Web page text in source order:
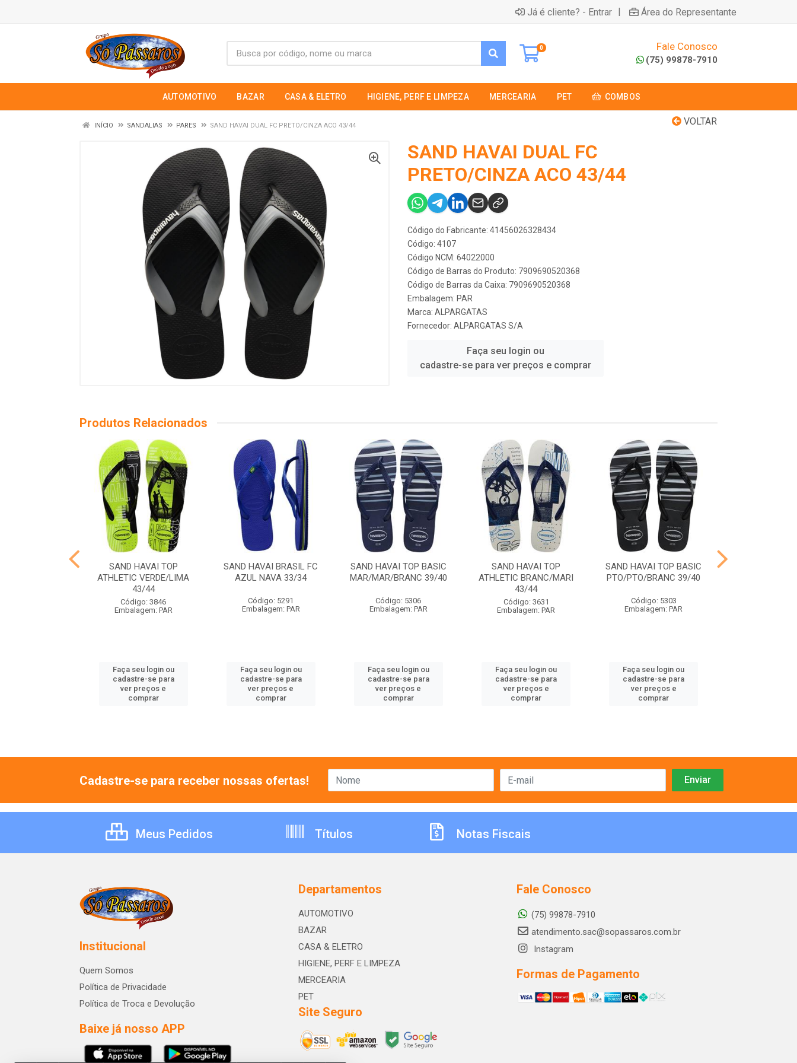
Já é cliente? - Entrar | Área do Representante
0 Fale Conosco
(75) 99878-7910
AUTOMOTIVO BAZAR CASA & ELETRO HIGIENE, PERF E LIMPEZA MERCEARIA PET COMBOS
VOLTAR
INÍCIO SANDALIAS PARES SAND HAVAI DUAL FC PRETO/CINZA ACO 43/44
SAND HAVAI DUAL FC
PRETO/CINZA ACO 43/44
Código do Fabricante: 41456026328434
Código: 4107
Código NCM: 64022000
Código de Barras do Produto: 7909690520368
Código de Barras da Caixa: 7909690520368
Embalagem: PAR
Marca: ALPARGATAS
Fornecedor: ALPARGATAS S/A
Faça seu login ou
cadastre-se para ver preços e comprar
Produtos Relacionados
SAND HAVAI TOP
ATHLETIC VERDE/LIMA
43/44
Código: 3846
Embalagem: PAR
Faça seu login ou
cadastre-se para
ver preços e
comprar
SAND HAVAI BRASIL FC
AZUL NAVA 33/34
Código: 5291
Embalagem: PAR
Faça seu login ou
cadastre-se para
ver preços e
comprar
SAND HAVAI TOP BASIC
MAR/MAR/BRANC 39/40
Código: 5306
Embalagem: PAR
Faça seu login ou
cadastre-se para
ver preços e
comprar
SAND HAVAI TOP
ATHLETIC BRANC/MARI
43/44
Código: 3631
Embalagem: PAR
Faça seu login ou
cadastre-se para
ver preços e
comprar
SAND HAVAI TOP BASIC
PTO/PTO/BRANC 39/40
Código: 5303
Embalagem: PAR
Faça seu login ou
cadastre-se para
ver preços e
comprar
Cadastre-se para receber nossas ofertas!
Meus Pedidos Títulos Notas Fiscais
Institucional
Quem Somos
Política de Privacidade
Política de Troca e Devolução
Baixe já nosso APP
Departamentos
AUTOMOTIVO
BAZAR
CASA & ELETRO
HIGIENE, PERF E LIMPEZA
MERCEARIA
PET
Site Seguro
Fale Conosco
(75) 99878-7910
atendimento.sac@sopassaros.com.br
Instagram
Formas de Pagamento